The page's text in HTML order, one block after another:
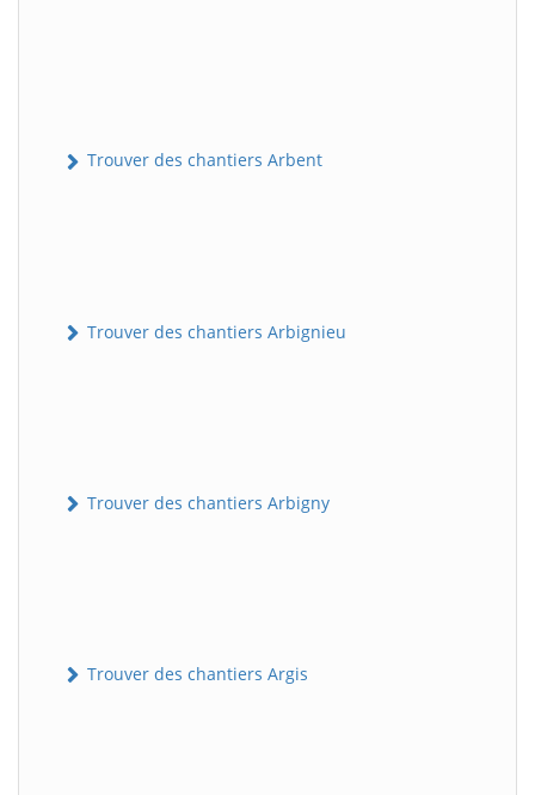
Trouver des chantiers Arbent
Trouver des chantiers Arbignieu
Trouver des chantiers Arbigny
Trouver des chantiers Argis